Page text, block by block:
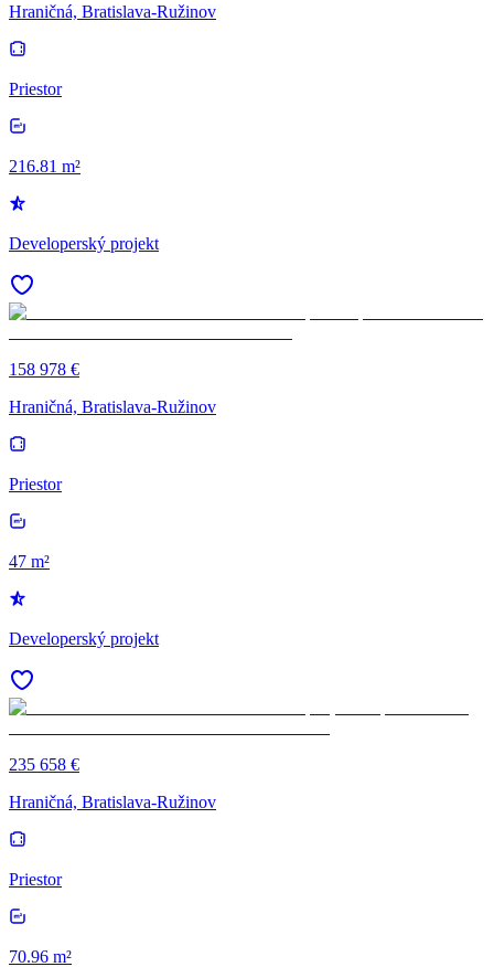
Hraničná, Bratislava-Ružinov
Priestor
216.81 m²
Developerský projekt
158 978 €
Hraničná, Bratislava-Ružinov
Priestor
47 m²
Developerský projekt
235 658 €
Hraničná, Bratislava-Ružinov
Priestor
70.96 m²